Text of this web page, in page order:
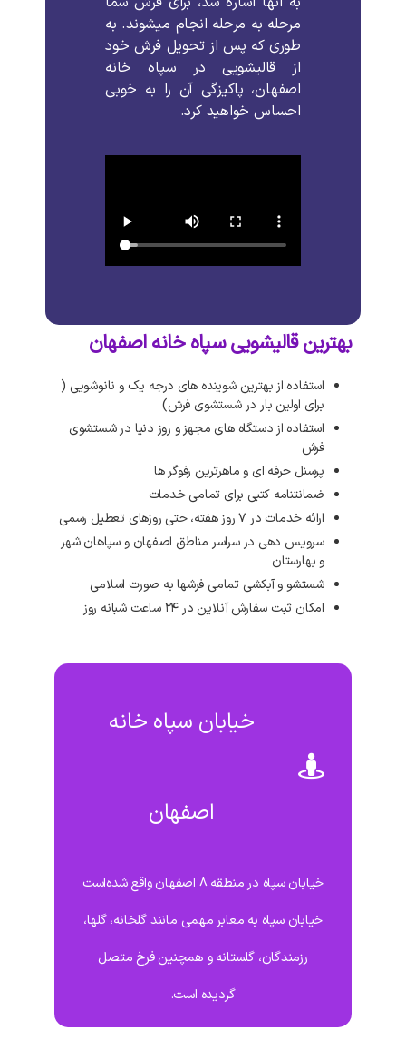
مرحله به مرحله انجام میشوند. به
طوری که پس از تحویل فرش خود
از
قالیشویی در
سپاه خانه
اصفهان، پاکیزگی آن را به خوبی
احساس خواهید کرد.
بهترین قالیشویی سپاه خانه اصفهان
استفاده از بهترین شوینده های درجه یک و نانوشویی (
برای اولین بار در شستشوی فرش)
استفاده از دستگاه های مجهز و روز دنیا در شستشوی
فرش
پرسنل حرفه ای و ماهرترین رفوگر ها
ضمانتنامه کتبی برای تمامی خدمات
ارائه خدمات در ۷ روز هفته، حتی روزهای تعطیل رسمی
سرویس دهی در سراسر مناطق اصفهان و سپاهان شهر
و بهارستان
شستشو و آبکشی تمامی فرشها به صورت اسلامی
امکان ثبت سفارش آنلاین در ۲۴ ساعت شبانه روز
خیابان سپاه خانه
اصفهان
خیابان سپاه در منطقه 8 اصفهان واقع شده‌است
خیابان سپاه به معابر مهمی مانند گلخانه، گلها،
رزمندگان، گلستانه و همچنین فرخ متصل
گردیده است.